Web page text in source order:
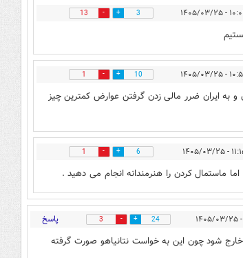
۱۴۰۵/۰۳/۲۵ 3
13
۱۴۰۵/۰۳/۲۵ 10
1
به ایران ضرر مالی زدن گرفتن عوارض کمترین چیز
۱۴۰۵/۰۳/۲۵ 6
1
ماستمال کردن را هنرمندانه انجام می دهید .
24
3 پاسخ
خارج شود چون این به خواست نتانیاهو صورت گرفته